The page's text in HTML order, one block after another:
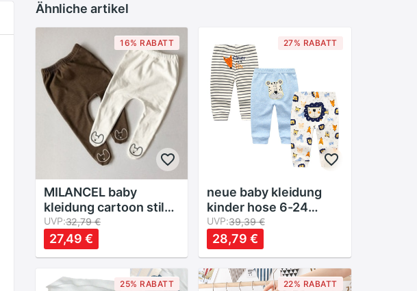
Ähnliche artikel
16% RABATT
MILANCEL baby
kleidung cartoon stil
legging für mädchen
Koreanische baby
jungen leggings
UVP:32,79 €
27,49 €
27% RABATT
neue baby kleidung
kinder hose 6-24
monate 3 teile/los
cartoon druck
baumwolle Unisex
Roupas de bebe infant
hosen
UVP:39,39 €
28,79 €
25% RABATT 22% RABATT